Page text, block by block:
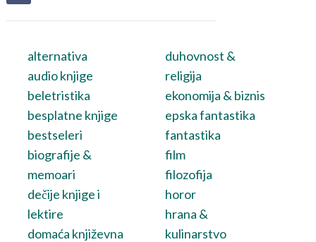
alternativa
audio knjige
beletristika
besplatne knjige
bestseleri
biografije &
memoari
dečije knjige i
lektire
domaća književna
duhovnost &
religija
ekonomija & biznis
epska fantastika
fantastika
film
filozofija
horor
hrana &
kulinarstvo